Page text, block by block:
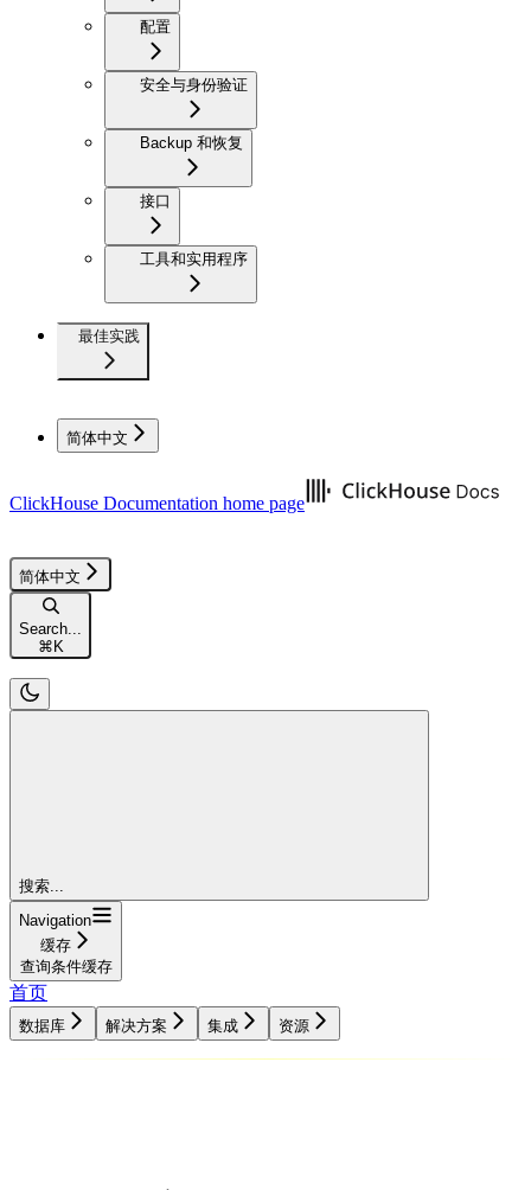
配置
安全与身份验证
Backup 和恢复
接口
工具和实用程序
最佳实践
简体中文
ClickHouse Documentation home page
简体中文
Search...
⌘ K
搜索...
Navigation
缓存
查询条件缓存
首页
数据库 解决方案 集成 资源